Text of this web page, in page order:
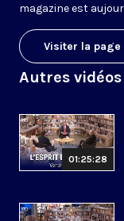
magazine est
Visiter la
Autres
01:25:28